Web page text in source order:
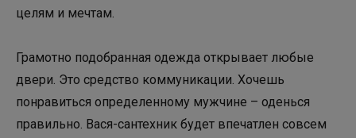
целям и мечтам.
Грамотно подобранная одежда открывает любые
двери. Это средство коммуникации. Хочешь
понравиться определенному мужчине – оденься
правильно. Вася-сантехник будет впечатлен совсем